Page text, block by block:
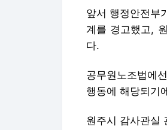
앞서 행정안전부
계를 경고했고,
다.
공무원노조법에
행동에 해당되기
원주시 감사관실